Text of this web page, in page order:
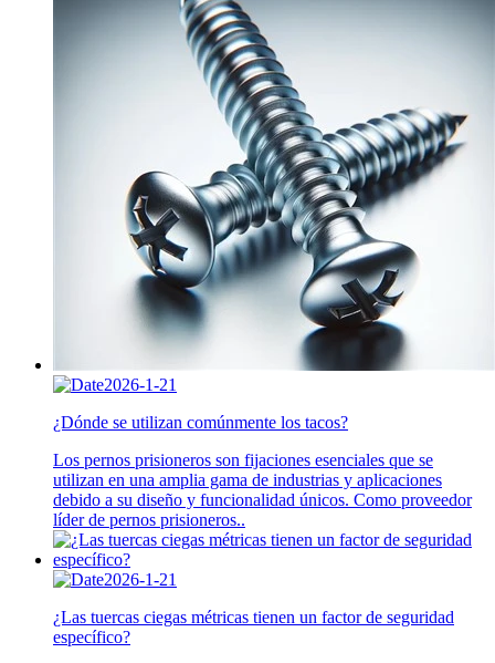
2026-1-21
¿Dónde se utilizan comúnmente los tacos?
Los pernos prisioneros son fijaciones esenciales que se
utilizan en una amplia gama de industrias y aplicaciones
debido a su diseño y funcionalidad únicos. Como proveedor
líder de pernos prisioneros..
2026-1-21
¿Las tuercas ciegas métricas tienen un factor de seguridad
específico?